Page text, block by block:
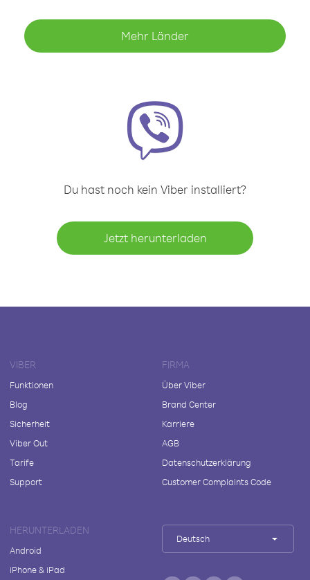
Mehr Länder
Du hast noch kein Viber installiert?
Jetzt herunterladen
VIBER
Funktionen
Blog
Sicherheit
Viber Out
Tarife
Support
FIRMA
Über Viber
Brand Center
Karriere
AGB
Datenschutzerklärung
Customer Complaints Code
HERUNTERLADEN
Android
iPhone & iPad
Deutsch